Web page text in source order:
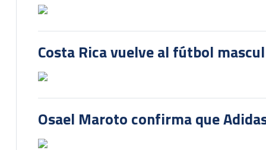
Costa Rica vuelve al fútbol
Osael Maroto confirma que